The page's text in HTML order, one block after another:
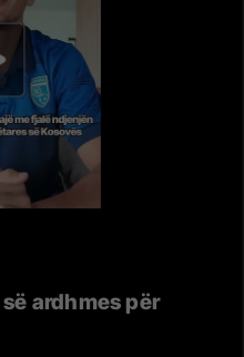
ardhmes për